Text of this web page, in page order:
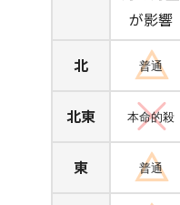
が影響
北 普通
北東 本命的殺
東 普通